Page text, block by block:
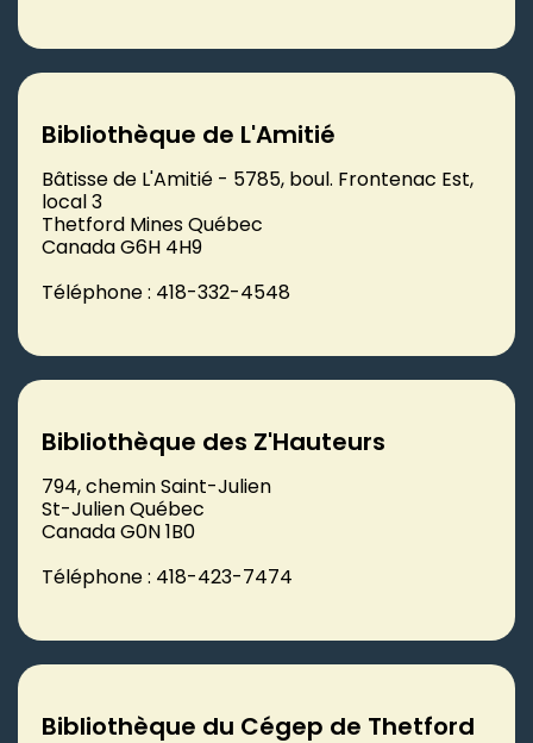
Bibliothèque de L'Amitié
Bâtisse de L'Amitié - 5785, boul. Frontenac Est,
local 3
Thetford Mines Québec
Canada G6H 4H9
Téléphone : 418-332-4548
Bibliothèque des Z'Hauteurs
794, chemin Saint-Julien
St-Julien Québec
Canada G0N 1B0
Téléphone : 418-423-7474
Bibliothèque du Cégep de Thetford